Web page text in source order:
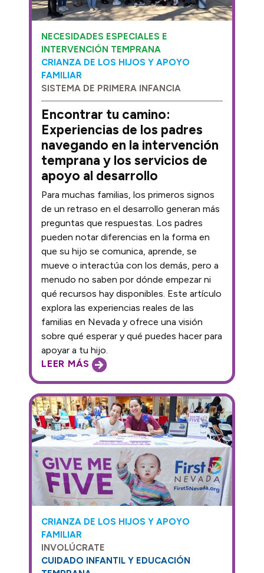
NECESIDADES ESPECIALES E
INTERVENCIÓN TEMPRANA
CRIANZA DE LOS HIJOS Y APOYO
FAMILIAR
SISTEMA DE PRIMERA INFANCIA
Encontrar tu camino:
Experiencias de los padres
navegando en la intervención
temprana y los servicios de
apoyo al desarrollo
LEER MÁS
Para muchas familias, los primeros signos
de un retraso en el desarrollo generan más
preguntas que respuestas. Los padres
pueden notar diferencias en la forma en
que su hijo se comunica, aprende, se
mueve o interactúa con los demás, pero a
menudo no saben por dónde empezar ni
qué recursos hay disponibles. Este artículo
explora las experiencias reales de las
familias en Nevada y ofrece una visión
sobre qué esperar y qué puedes hacer para
apoyar a tu hijo.
CRIANZA DE LOS HIJOS Y APOYO
FAMILIAR
INVOLÚCRATE
CUIDADO INFANTIL Y EDUCACIÓN